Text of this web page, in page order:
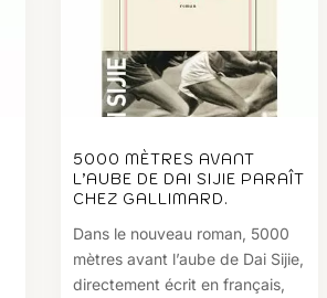
5000 MÈTRES AVANT
L’AUBE DE DAI SIJIE PARAÎT
CHEZ GALLIMARD.
Dans le nouveau roman, 5000
mètres avant l’aube de Dai Sijie,
directement écrit en français,